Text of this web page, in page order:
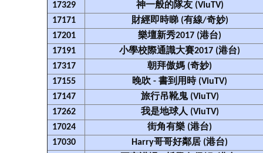
17329
神一般的隊友 (ViuTV)
17171
財經即時睇 (有線/奇妙)
17201
樂壇新秀2017 (港台)
17191
小學校際通識大賽2017 (港台)
17317
朝拜傲媽 (奇妙)
17155
晚吹 - 書到用時 (ViuTV)
17147
旅行吊靴鬼 (ViuTV)
17262
我是地球人 (ViuTV)
17024
街角有樂 (港台)
17030
Harry哥哥好鄰居 (港台)